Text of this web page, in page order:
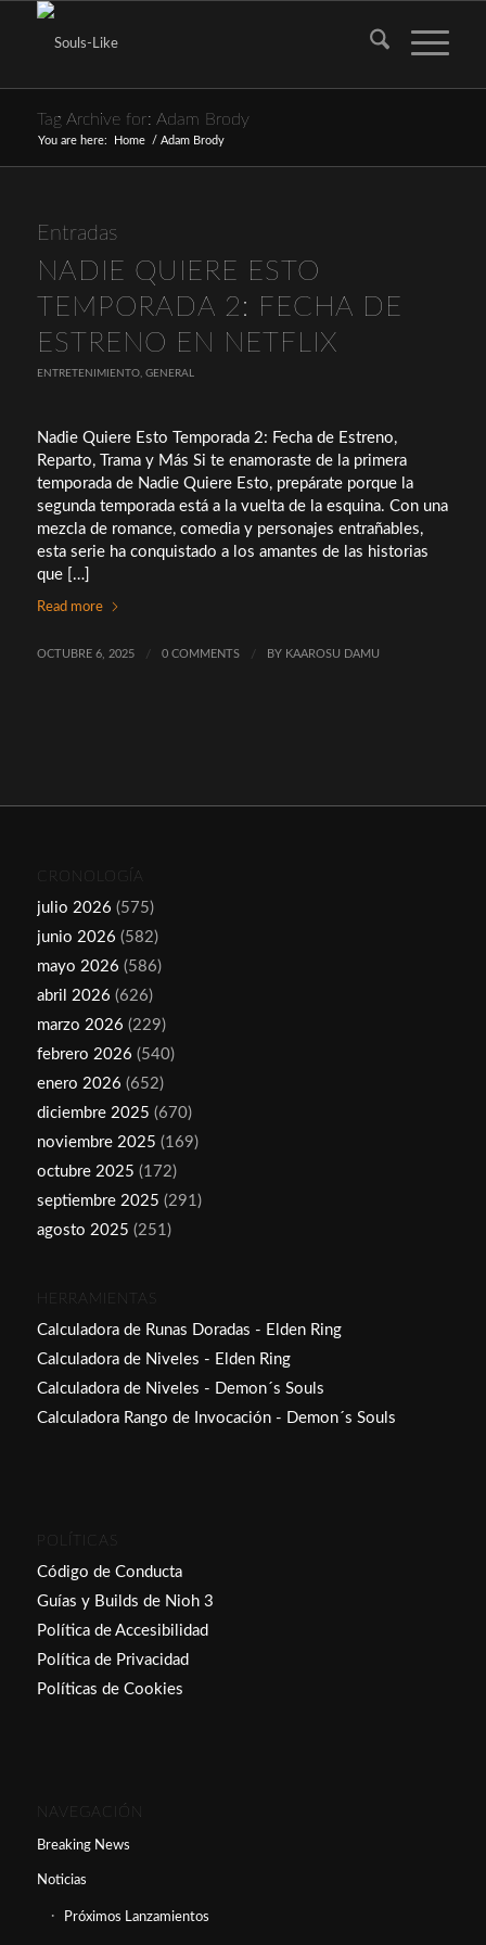
Tag Archive for: Adam Brody
You are here: Home / Adam Brody
Entradas
NADIE QUIERE ESTO
TEMPORADA 2: FECHA DE
ESTRENO EN NETFLIX
ENTRETENIMIENTO, GENERAL
Nadie Quiere Esto Temporada 2: Fecha de Estreno,
Reparto, Trama y Más Si te enamoraste de la primera
temporada de Nadie Quiere Esto, prepárate porque la
segunda temporada está a la vuelta de la esquina. Con una
mezcla de romance, comedia y personajes entrañables,
esta serie ha conquistado a los amantes de las historias
que […]
Read more
OCTUBRE 6, 2025 / 0 COMMENTS / BY KAAROSU DAMU
CRONOLOGÍA
julio 2026 (575)
junio 2026 (582)
mayo 2026 (586)
abril 2026 (626)
marzo 2026 (229)
febrero 2026 (540)
enero 2026 (652)
diciembre 2025 (670)
noviembre 2025 (169)
octubre 2025 (172)
septiembre 2025 (291)
agosto 2025 (251)
HERRAMIENTAS
Calculadora de Runas Doradas - Elden Ring
Calculadora de Niveles - Elden Ring
Calculadora de Niveles - Demon´s Souls
Calculadora Rango de Invocación - Demon´s Souls
POLÍTICAS
Código de Conducta
Guías y Builds de Nioh 3
Política de Accesibilidad
Política de Privacidad
Políticas de Cookies
NAVEGACIÓN
Breaking News
Noticias
Próximos Lanzamientos